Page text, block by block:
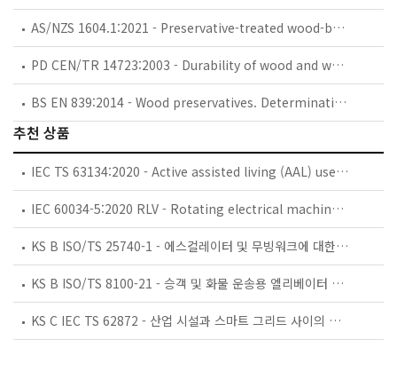
AS/NZS 1604.1:2021 - Preservative-treated wood-based products, Part 1: Products and treatment
PD CEN/TR 14723:2003 - Durability of wood and wood-based products. Field and accelerated conditioning tests (FACT) for wood preservative out of ground contact.
BS EN 839:2014 - Wood preservatives. Determination of the protective effectiveness against wood destroying basidiomycetes. Application by surface treatment.
추천 상품
IEC TS 63134:2020 - Active assisted living (AAL) use cases
IEC 60034-5:2020 RLV - Rotating electrical machines - Part 5: Degrees of protection provided by the integral design of rotating electrical machines (IP code) - Classification
KS B ISO/TS 25740-1 - 에스컬레이터 및 무빙워크에 대한 안전요건 — 제1부: 세계공통 필수 안전요건(GESRs)
KS B ISO/TS 8100-21 - 승객 및 화물 운송용 엘리베이터 —제21부: 세계공통 필수안전요건(GESRs)을 충족하는 세계공통 안전 파라미터(GSPs)
KS C IEC TS 62872 - 산업 시설과 스마트 그리드 사이의 산업 공정 측정, 제어 및 자동화 시스템 인터페이스